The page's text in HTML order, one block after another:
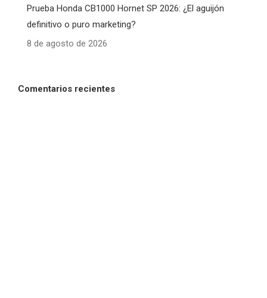
Prueba Honda CB1000 Hornet SP 2026: ¿El aguijón
definitivo o puro marketing?
8 de agosto de 2026
Comentarios recientes